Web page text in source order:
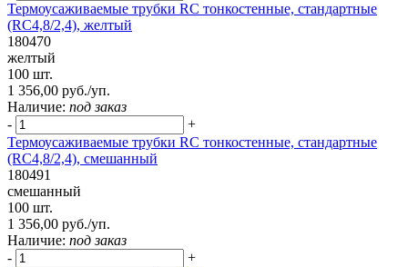
Термоусаживаемые трубки RC тонкостенные, стандартные
(RC4,8/2,4), желтый
180470
желтый
100 шт.
1 356,00 руб./уп.
Наличие: под заказ
-
+
Термоусаживаемые трубки RC тонкостенные, стандартные
(RC4,8/2,4), смешанный
180491
смешанный
100 шт.
1 356,00 руб./уп.
Наличие: под заказ
-
+